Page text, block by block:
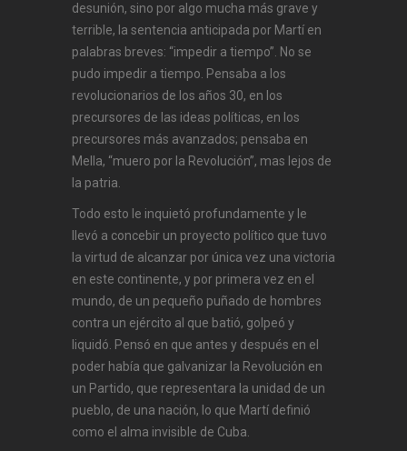
desunión, sino por algo mucha más grave y
terrible, la sentencia anticipada por Martí en
palabras breves: “impedir a tiempo”. No se
pudo impedir a tiempo. Pensaba a los
revolucionarios de los años 30, en los
precursores de las ideas políticas, en los
precursores más avanzados; pensaba en
Mella, “muero por la Revolución”, mas lejos de
la patria.
Todo esto le inquietó profundamente y le
llevó a concebir un proyecto político que tuvo
la virtud de alcanzar por única vez una victoria
en este continente, y por primera vez en el
mundo, de un pequeño puñado de hombres
contra un ejército al que batió, golpeó y
liquidó. Pensó en que antes y después en el
poder había que galvanizar la Revolución en
un Partido, que representara la unidad de un
pueblo, de una nación, lo que Martí definió
como el alma invisible de Cuba.